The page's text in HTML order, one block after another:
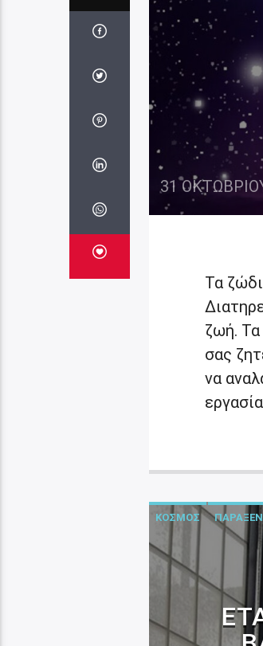
31
Τα
ζωή. Τα
σας
να
ΚΟΣΜΟΣ